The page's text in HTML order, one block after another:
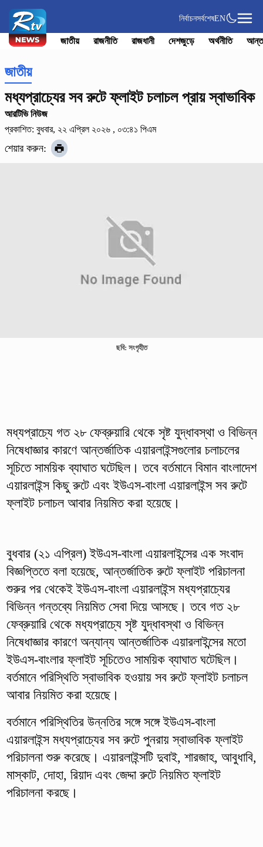
নির্বাচনসর্বশেষEN
জাতীয় রাজনীতি রাজধানী দেশজুড়ে অর্থনীতি
জাতীয়
মধ্যপ্রাচ্যের সব রুটে ফ্লাইট চলাচল প্রায় স্বাভাবিক
আরটিভি নিউজ
প্রকাশিত: বুধবার, ২২ এপ্রিল ২০২৬ , ০৩:৪১ পিএম
শেয়ার করুন:
ছবি: সংগৃহীত
মধ্যপ্রাচ্যে গত ২৮ ফেব্রুয়ারি থেকে সৃষ্ট যুদ্ধাবস্থা ও বিভিন্ন
নিষেধাজ্ঞার কারণে আন্তর্জাতিক এয়ারলাইন্সগুলোর চলাচলের
সূচিতে সাময়িক ব্যাঘাত ঘটেছিল। তবে বর্তমানে বিমান বাংলাদেশ
এয়ারলাইন্স কিছু রুটে এবং ইউএস-বাংলা এয়ারলাইন্স সব রুটে
ফ্লাইট চলাচল আবার নিয়মিত করা হয়েছে।
বুধবার (২১ এপ্রিল) ইউএস-বাংলা এয়ারলাইন্সের এক সংবাদ
বিজ্ঞপ্তিতে বলা হয়েছে, আন্তর্জাতিক রুটে ফ্লাইট পরিচালনা
শুরুর পর থেকেই ইউএস-বাংলা এয়ারলাইন্স মধ্যপ্রাচ্যের
বিভিন্ন গন্তব্যে নিয়মিত সেবা দিয়ে আসছে। তবে গত ২৮
ফেব্রুয়ারি থেকে মধ্যপ্রাচ্যে সৃষ্ট যুদ্ধাবস্থা ও বিভিন্ন
নিষেধাজ্ঞার কারণে অন্যান্য আন্তর্জাতিক এয়ারলাইন্সের মতো
ইউএস-বাংলার ফ্লাইট সূচিতেও সাময়িক ব্যাঘাত ঘটেছিল।
বর্তমানে পরিস্থিতি স্বাভাবিক হওয়ায় সব রুটে ফ্লাইট চলাচল
আবার নিয়মিত করা হয়েছে।
বর্তমানে পরিস্থিতির উন্নতির সঙ্গে সঙ্গে ইউএস-বাংলা
এয়ারলাইন্স মধ্যপ্রাচ্যের সব রুটে পুনরায় স্বাভাবিক ফ্লাইট
পরিচালনা শুরু করেছে। এয়ারলাইন্সটি দুবাই, শারজাহ, আবুধাবি,
মাস্কাট, দোহা, রিয়াদ এবং জেদ্দা রুটে নিয়মিত ফ্লাইট
পরিচালনা করছে।